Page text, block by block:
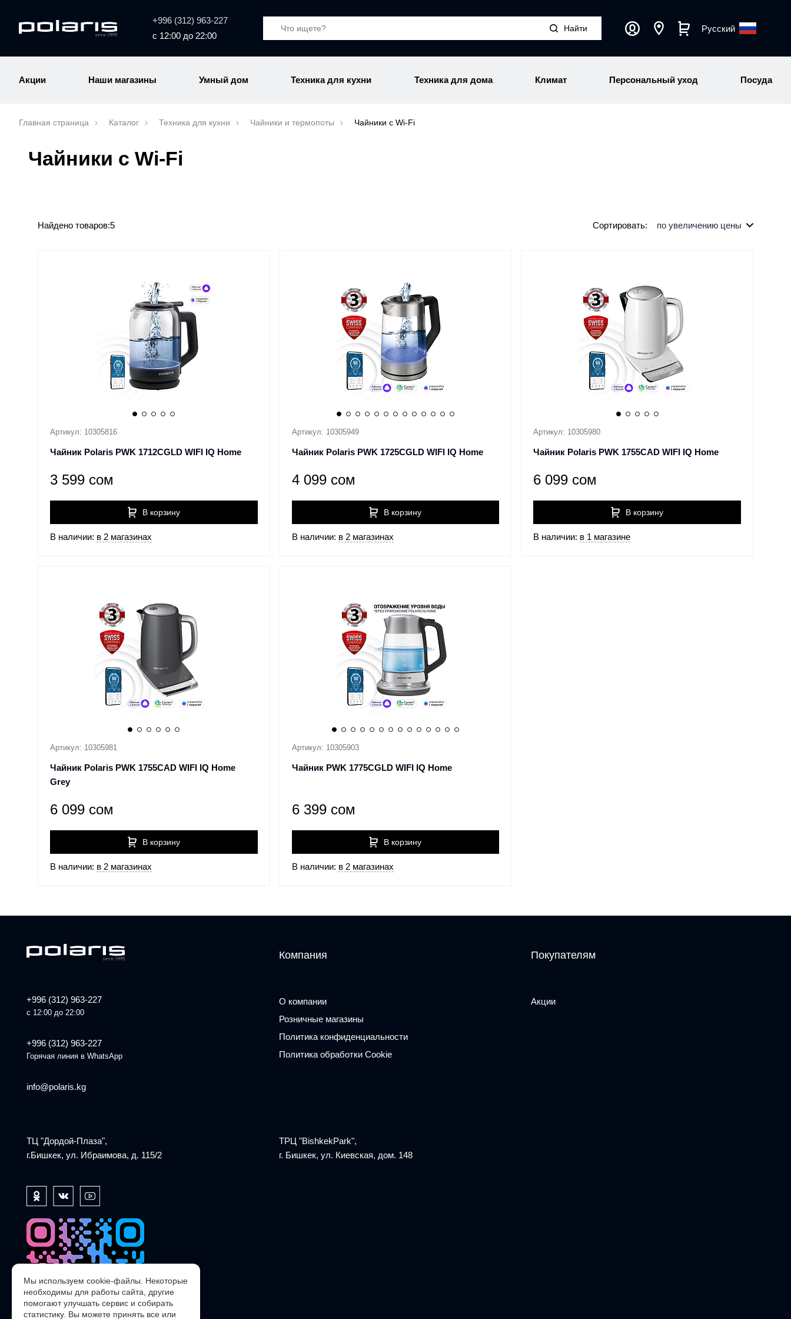
+996 (312) 963-227
с 12:00 до 22:00
Русский
Акции Наши магазины Умный дом Техника для кухни Техника для дома Климат Персональный уход Посуда
Главная страница Каталог Техника для кухни Чайники и термопоты Чайники с Wi-Fi
Чайники с Wi-Fi
Найдено товаров:5 Сортировать: по увеличению цены
Артикул: 10305816
Чайник Polaris PWK 1712CGLD WIFI IQ Home
3 599 сом
В корзину
В наличии: в 2 магазинах
Артикул: 10305949
Чайник Polaris PWK 1725CGLD WIFI IQ Home
4 099 сом
В корзину
В наличии: в 2 магазинах
Артикул: 10305980
Чайник Polaris PWK 1755CAD WIFI IQ Home
6 099 сом
В корзину
В наличии: в 1 магазине
Артикул: 10305981
Чайник Polaris PWK 1755CAD WIFI IQ Home
Grey
6 099 сом
В корзину
В наличии: в 2 магазинах
Артикул: 10305903
Чайник PWK 1775CGLD WIFI IQ Home
6 399 сом
В корзину
В наличии: в 2 магазинах
+996 (312) 963-227
с 12:00 до 22:00
+996 (312) 963-227
Горячая линия в WhatsApp
info@polaris.kg
Компания
О компании
Розничные магазины
Политика конфиденциальности
Политика обработки Cookie
Покупателям
Акции
ТЦ "Дордой-Плаза",
г.Бишкек, ул. Ибраимова, д. 115/2
ТРЦ "BishkekPark",
г. Бишкек, ул. Киевская, дом. 148
Мы используем cookie-файлы. Некоторые
необходимы для работы сайта, другие
помогают улучшать сервис и собирать
статистику. Вы можете принять все или